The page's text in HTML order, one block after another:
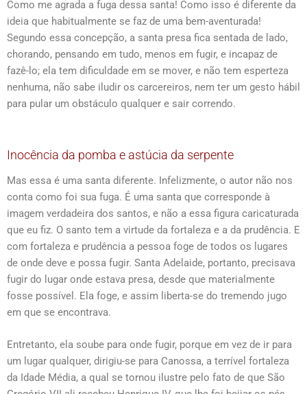
Como me agrada a fuga dessa santa! Como isso é diferente da
ideia que habitualmente se faz de uma bem-aventurada!
Segundo essa concepção, a santa presa fica sentada de lado,
chorando, pensando em tudo, menos em fugir, e incapaz de
fazê-lo; ela tem dificuldade em se mover, e não tem esperteza
nenhuma, não sabe iludir os carcereiros, nem ter um gesto hábil
para pular um obstáculo qualquer e sair correndo.
Inocência da pomba e astúcia da serpente
Mas essa é uma santa diferente. Infelizmente, o autor não nos
conta como foi sua fuga. É uma santa que corresponde à
imagem verdadeira dos santos, e não a essa figura caricaturada
que eu fiz. O santo tem a virtude da fortaleza e a da prudência. E
com fortaleza e prudência a pessoa foge de todos os lugares
de onde deve e possa fugir. Santa Adelaide, portanto, precisava
fugir do lugar onde estava presa, desde que materialmente
fosse possível. Ela foge, e assim liberta-se do tremendo jugo
em que se encontrava.
Entretanto, ela soube para onde fugir, porque em vez de ir para
um lugar qualquer, dirigiu-se para Canossa, a terrível fortaleza
da Idade Média, a qual se tornou ilustre pelo fato de que São